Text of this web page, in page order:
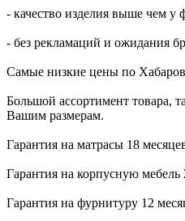
- качество изделия выше чем у
- без рекламаций и ожидания
Самые низкие цены по
Большой ассортимент товара,
Вашим размерам.
Гарантия на матрасы 18
Гарантия на корпусную мебель
Гарантия на фурнитуру 12